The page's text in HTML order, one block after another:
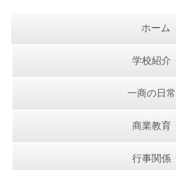
ホーム
学校紹介
一商の日常
商業教育
行事関係